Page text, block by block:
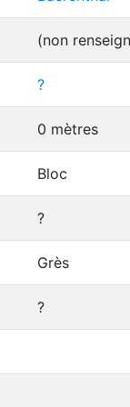
(non
?
0 mètres
Bloc
?
Grès
?